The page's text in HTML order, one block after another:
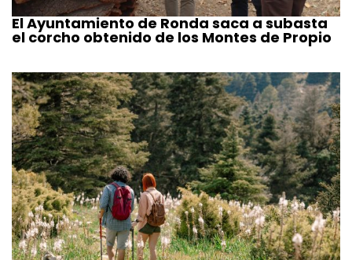
El Ayuntamiento de Ronda saca a subasta
el corcho obtenido de los Montes de Propio